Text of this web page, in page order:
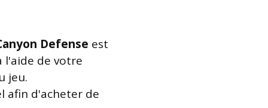
Defense est
l'aide de votre
jeu.
afin d'acheter de